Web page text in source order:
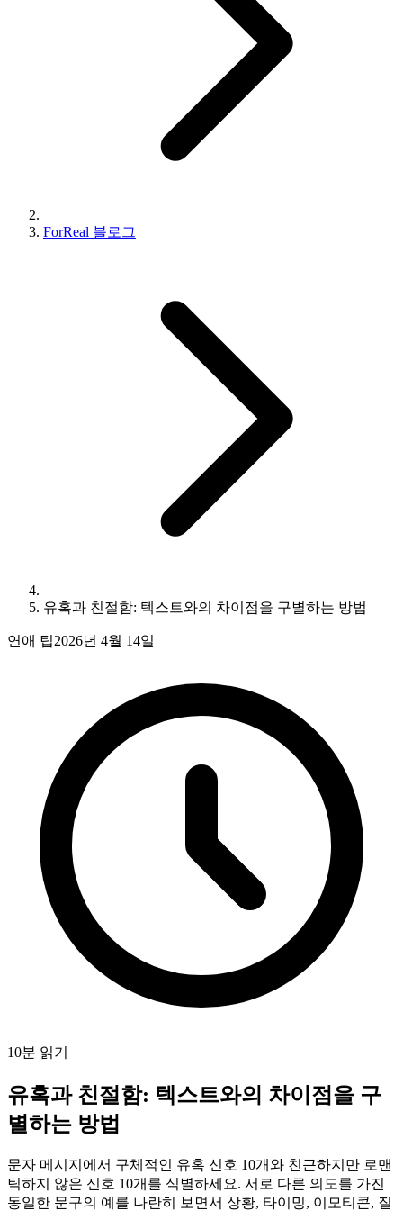
ForReal 블로그
유혹과 친절함: 텍스트와의 차이점을 구별하는 방법
연애 팁2026년 4월 14일
10분 읽기
유혹과 친절함: 텍스트와의 차이점을 구
별하는 방법
문자 메시지에서 구체적인 유혹 신호 10개와 친근하지만 로맨
틱하지 않은 신호 10개를 식별하세요. 서로 다른 의도를 가진
동일한 문구의 예를 나란히 보면서 상황, 타이밍, 이모티콘, 질